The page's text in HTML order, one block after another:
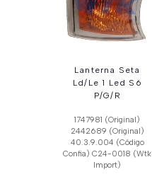
Lanterna Seta
Ld/Le 1 Led S6
P/G/R
1747981 (Original)
2442689 (Original)
40.3.9.004 (Código
Confia) C24-0018 (Wtk
Import)